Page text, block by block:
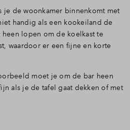
je de woonkamer binnenkomt met
handig als een kookeiland de
lopen om de koelkast te
waardoor er een fijne en korte
moet je om de bar heen
als je de tafel gaat dekken of met